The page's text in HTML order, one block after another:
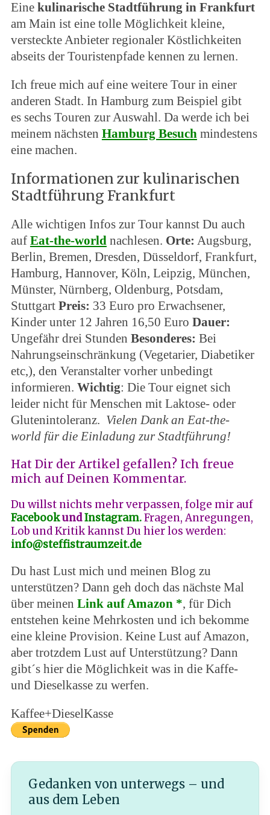
Eine kulinarische Stadtführung in Frankfurt
am Main ist eine tolle Möglichkeit kleine,
versteckte Anbieter regionaler Köstlichkeiten
abseits der Touristenpfade kennen zu lernen.
Ich freue mich auf eine weitere Tour in einer
anderen Stadt. In Hamburg zum Beispiel gibt
es sechs Touren zur Auswahl. Da werde ich bei
meinem nächsten Hamburg Besuchmindestens
eine machen.
Informationen zur kulinarischen
Stadtführung Frankfurt
Alle wichtigen Infos zur Tour kannst Du auch
auf Eat-the-worldnachlesen. Orte: Augsburg,
Berlin, Bremen, Dresden, Düsseldorf, Frankfurt,
Hamburg, Hannover, Köln, Leipzig, München,
Münster, Nürnberg, Oldenburg, Potsdam,
Stuttgart Preis: 33 Euro pro Erwachsener,
Kinder unter 12 Jahren 16,50 Euro Dauer:
Ungefähr drei Stunden Besonderes: Bei
Nahrungseinschränkung (Vegetarier, Diabetiker
etc,), den Veranstalter vorher unbedingt
informieren. Wichtig: Die Tour eignet sich
leider nicht für Menschen mit Laktose- oder
Glutenintoleranz. Vielen Dank an Eat-the-
world für die Einladung zur Stadtführung!
Hat Dir der Artikel gefallen? Ich freue
mich auf Deinen Kommentar.
Du willst nichts mehr verpassen, folge mir auf
FacebookundInstagram.Fragen, Anregungen,
Lob und Kritik kannst Du hier los werden:
info@steffistraumzeit.de
Du hast Lust mich und meinen Blog zu
unterstützen? Dann geh doch das nächste Mal
über meinen Link auf Amazon *, für Dich
entstehen keine Mehrkosten und ich bekomme
eine kleine Provision. Keine Lust auf Amazon,
aber trotzdem Lust auf Unterstützung? Dann
gibt´s hier die Möglichkeit was in die Kaffe-
und Dieselkasse zu werfen.
Kaffee+DieselKasse
Gedanken von unterwegs – und
aus dem Leben